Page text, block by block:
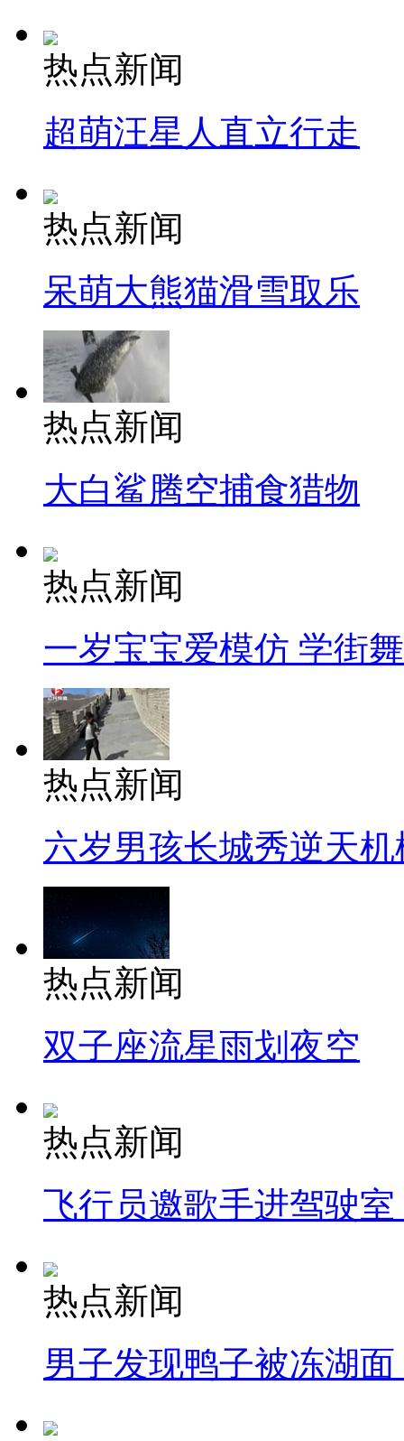
热点新闻
超萌汪星人直立行走
热点新闻
呆萌大熊猫滑雪取乐
热点新闻
大白鲨腾空捕食猎物
热点新闻
一岁宝宝爱模仿 学街
热点新闻
六岁男孩长城秀逆天机
热点新闻
双子座流星雨划夜空
热点新闻
飞行员邀歌手进驾驶
热点新闻
男子发现鸭子被冻湖